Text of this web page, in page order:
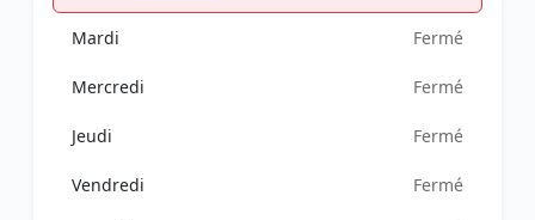
Mardi Fermé
Mercredi Fermé
Jeudi Fermé
Vendredi Fermé